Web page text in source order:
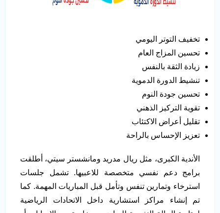
تخفيف التوتر اليومي
تحسين المزاج العام
زيادة الثقة بالنفس
تنشيط الدورة الدموية
تحسين جودة النوم
تقوية التركيز الذهني
تقليل أعراض الاكتئاب
تعزيز الإحساس بالراحة
الأندية الكبرى، مثل ريال مدريد ومانشستر سيتي، أطلقت
برامج دعم نفسي متخصصة للاعبيها. تشمل جلسات
استرخاء وتمارين تنفس وتأمل قبل المباريات المهمة. كما
تم إنشاء مراكز استشارية داخل الاتحادات الرياضية